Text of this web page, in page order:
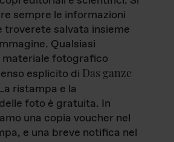
sempre le informazioni
troverete salvata insieme
Qualsiasi
materiale fotografico
esplicito di Das ganze
ristampa e la
foto è gratuita. In
una copia voucher nel
e una breve notifica nel